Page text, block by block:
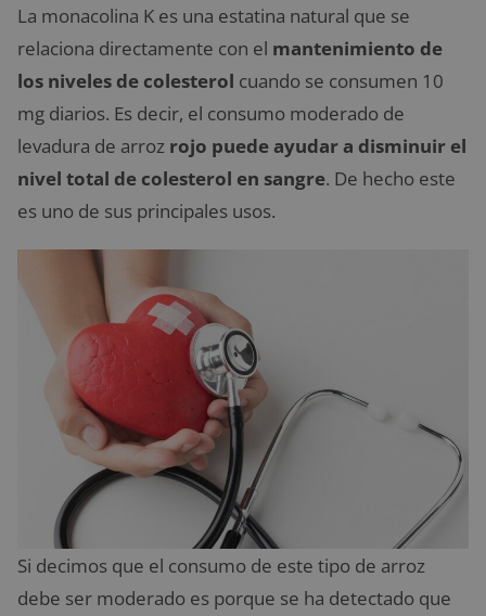
La monacolina K es una estatina natural que se
relaciona directamente con el mantenimiento de
los niveles de colesterol cuando se consumen 10
mg diarios. Es decir, el consumo moderado de
levadura de arroz rojo puede ayudar a disminuir el
nivel total de colesterol en sangre. De hecho este
es uno de sus principales usos.
Si decimos que el consumo de este tipo de arroz
debe ser moderado es porque se ha detectado que